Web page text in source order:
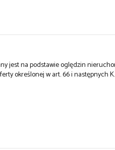
jest na podstawie oględzin
określonej w art. 66 i następnych